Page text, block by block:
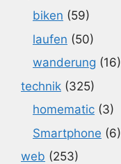
biken (59)
laufen (50)
wanderung (16)
technik (325)
homematic (3)
Smartphone (6)
web (253)